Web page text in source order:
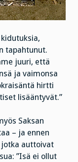
tapahtunut.
juuri, että
ja vaimonsa
hirtti
lisääntyvät.”
Saksan
– ja ennen
jotka auttoivat
”Isä ei ollut